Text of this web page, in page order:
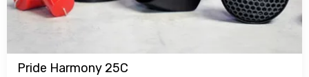
Pride Harmony 25C